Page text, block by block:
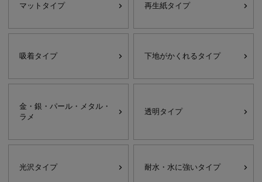
マットタイプ 再生紙タイプ
吸着タイプ 下地がかくれるタイプ
金・銀・パール・メタル・
ラメ
透明タイプ
光沢タイプ 耐水・水に強いタイプ